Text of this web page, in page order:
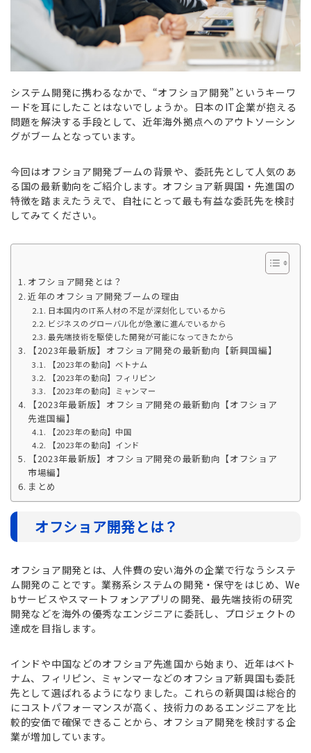
システム開発に携わるなかで、“オフショア開発”というキーワ
ードを耳にしたことはないでしょうか。日本のIT企業が抱える
問題を解決する手段として、近年海外拠点へのアウトソーシン
グがブームとなっています。
今回はオフショア開発ブームの背景や、委託先として人気のあ
る国の最新動向をご紹介します。オフショア新興国・先進国の
特徴を踏まえたうえで、自社にとって最も有益な委託先を検討
してみてください。
オフショア開発とは？
近年のオフショア開発ブームの理由
日本国内のIT系人材の不足が深刻化しているから
ビジネスのグローバル化が急激に進んでいるから
最先端技術を駆使した開発が可能になってきたから
【2023年最新版】オフショア開発の最新動向【新興国編】
【2023年の動向】ベトナム
【2023年の動向】フィリピン
【2023年の動向】ミャンマー
【2023年最新版】オフショア開発の最新動向【オフショア
先進国編】
【2023年の動向】中国
【2023年の動向】インド
【2023年最新版】オフショア開発の最新動向【オフショア
市場編】
まとめ
オフショア開発とは？
オフショア開発とは、人件費の安い海外の企業で行なうシステ
ム開発のことです。業務系システムの開発・保守をはじめ、We
bサービスやスマートフォンアプリの開発、最先端技術の研究
開発などを海外の優秀なエンジニアに委託し、プロジェクトの
達成を目指します。
インドや中国などのオフショア先進国から始まり、近年はベト
ナム、フィリピン、ミャンマーなどのオフショア新興国も委託
先として選ばれるようになりました。これらの新興国は総合的
にコストパフォーマンスが高く、技術力のあるエンジニアを比
較的安価で確保できることから、オフショア開発を検討する企
業が増加しています。